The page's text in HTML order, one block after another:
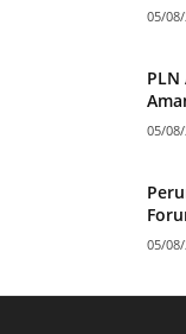
05/
05/
05/